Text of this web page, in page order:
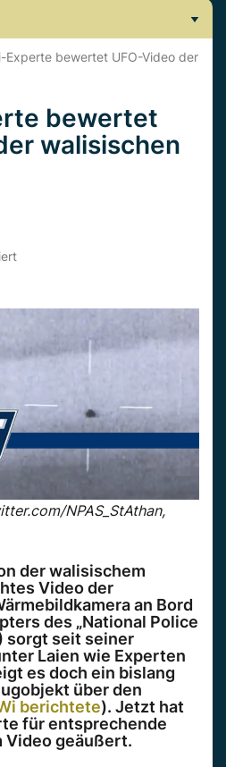
Experte bewertet UFO-Video der
bewertet
walisischen
NPAS_StAthan,
der walisischem
Video der
an Bord
des „National Police
sorgt seit seiner
Laien wie Experten
es doch ein bislang
über den
berichtete). Jetzt hat
für entsprechende
Video geäußert.